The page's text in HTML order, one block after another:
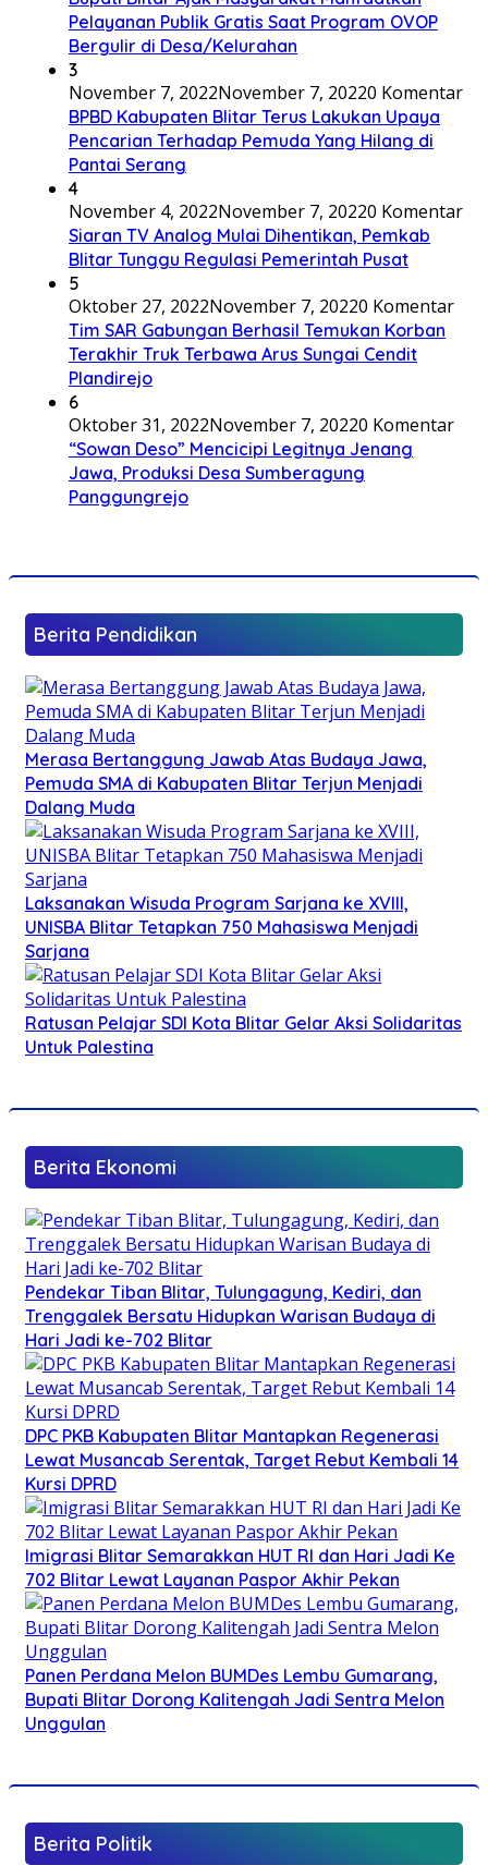
Pelayanan Publik Gratis Saat Program OVOP
Bergulir di Desa/Kelurahan
3
November 7, 2022November 7, 20220 Komentar
BPBD Kabupaten Blitar Terus Lakukan Upaya
Pencarian Terhadap Pemuda Yang Hilang di
Pantai Serang
4
November 4, 2022November 7, 20220 Komentar
Siaran TV Analog Mulai Dihentikan, Pemkab
Blitar Tunggu Regulasi Pemerintah Pusat
5
Oktober 27, 2022November 7, 20220 Komentar
Tim SAR Gabungan Berhasil Temukan Korban
Terakhir Truk Terbawa Arus Sungai Cendit
Plandirejo
6
Oktober 31, 2022November 7, 20220 Komentar
“Sowan Deso” Mencicipi Legitnya Jenang
Jawa, Produksi Desa Sumberagung
Panggungrejo
Berita Pendidikan
Merasa Bertanggung Jawab Atas Budaya Jawa,
Pemuda SMA di Kabupaten Blitar Terjun Menjadi
Dalang Muda
Laksanakan Wisuda Program Sarjana ke XVIII,
UNISBA Blitar Tetapkan 750 Mahasiswa Menjadi
Sarjana
Ratusan Pelajar SDI Kota Blitar Gelar Aksi Solidaritas
Untuk Palestina
Berita Ekonomi
Pendekar Tiban Blitar, Tulungagung, Kediri, dan
Trenggalek Bersatu Hidupkan Warisan Budaya di
Hari Jadi ke-702 Blitar
DPC PKB Kabupaten Blitar Mantapkan Regenerasi
Lewat Musancab Serentak, Target Rebut Kembali 14
Kursi DPRD
Imigrasi Blitar Semarakkan HUT RI dan Hari Jadi Ke
702 Blitar Lewat Layanan Paspor Akhir Pekan
Panen Perdana Melon BUMDes Lembu Gumarang,
Bupati Blitar Dorong Kalitengah Jadi Sentra Melon
Unggulan
Berita Politik